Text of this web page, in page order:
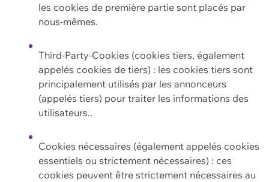
les cookies de première partie sont placés par
nous-mêmes.
Third-Party-Cookies (cookies tiers, également
appelés cookies de tiers) : les cookies tiers sont
principalement utilisés par les annonceurs
(appelés tiers) pour traiter les informations des
utilisateurs..
Cookies nécessaires (également appelés cookies
essentiels ou strictement nécessaires) : ces
cookies peuvent être strictement nécessaires au